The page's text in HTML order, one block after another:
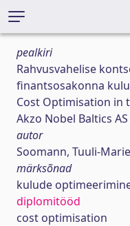
pealkiri
Rahvusvahelise
finantsosakonna
Cost Optimisation in
Akzo Nobel Baltics AS
autor
Soomann, Tuuli-Marie
märksõnad
kulude
diplomitööd
cost optimisation